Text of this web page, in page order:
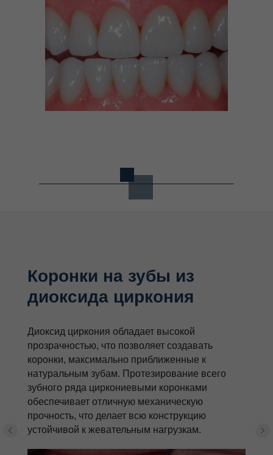
Коронки на зубы из
диоксида циркония
Диоксид циркония обладает высокой
прозрачностью, что позволяет создавать
коронки, максимально приближенные к
натуральным зубам. Протезирование всего
зубного ряда циркониевыми коронками
обеспечивает отличную механическую
прочность, что делает всю конструкцию
устойчивой к жевательным нагрузкам.